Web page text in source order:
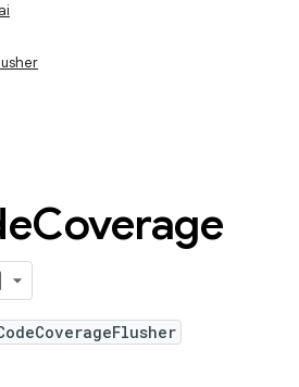
Coverage